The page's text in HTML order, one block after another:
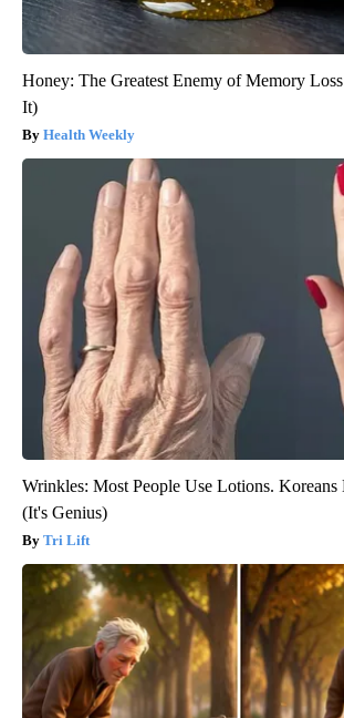
Honey: The Greatest Enemy of Memory
It)
Health Weekly
Wrinkles: Most People Use Lotions. Koreans
(It's Genius)
Tri Lift